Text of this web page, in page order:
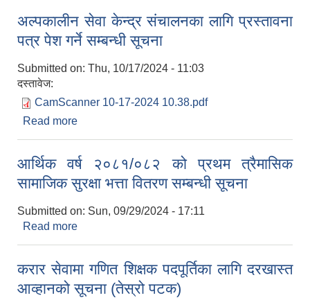
अल्पकालीन सेवा केन्द्र संचालनका लागि प्रस्तावना
पत्र पेश गर्ने सम्बन्धी सूचना
Submitted on: Thu, 10/17/2024 - 11:03
दस्तावेज:
CamScanner 10-17-2024 10.38.pdf
Read more
आर्थिक वर्ष २०८१/०८२ को प्रथम त्रैमासिक
सामाजिक सुरक्षा भत्ता वितरण सम्बन्धी सूचना
Submitted on: Sun, 09/29/2024 - 17:11
Read more
करार सेवामा गणित शिक्षक पदपूर्तिका लागि दरखास्त
आव्हानको सूचना (तेस्रो पटक)